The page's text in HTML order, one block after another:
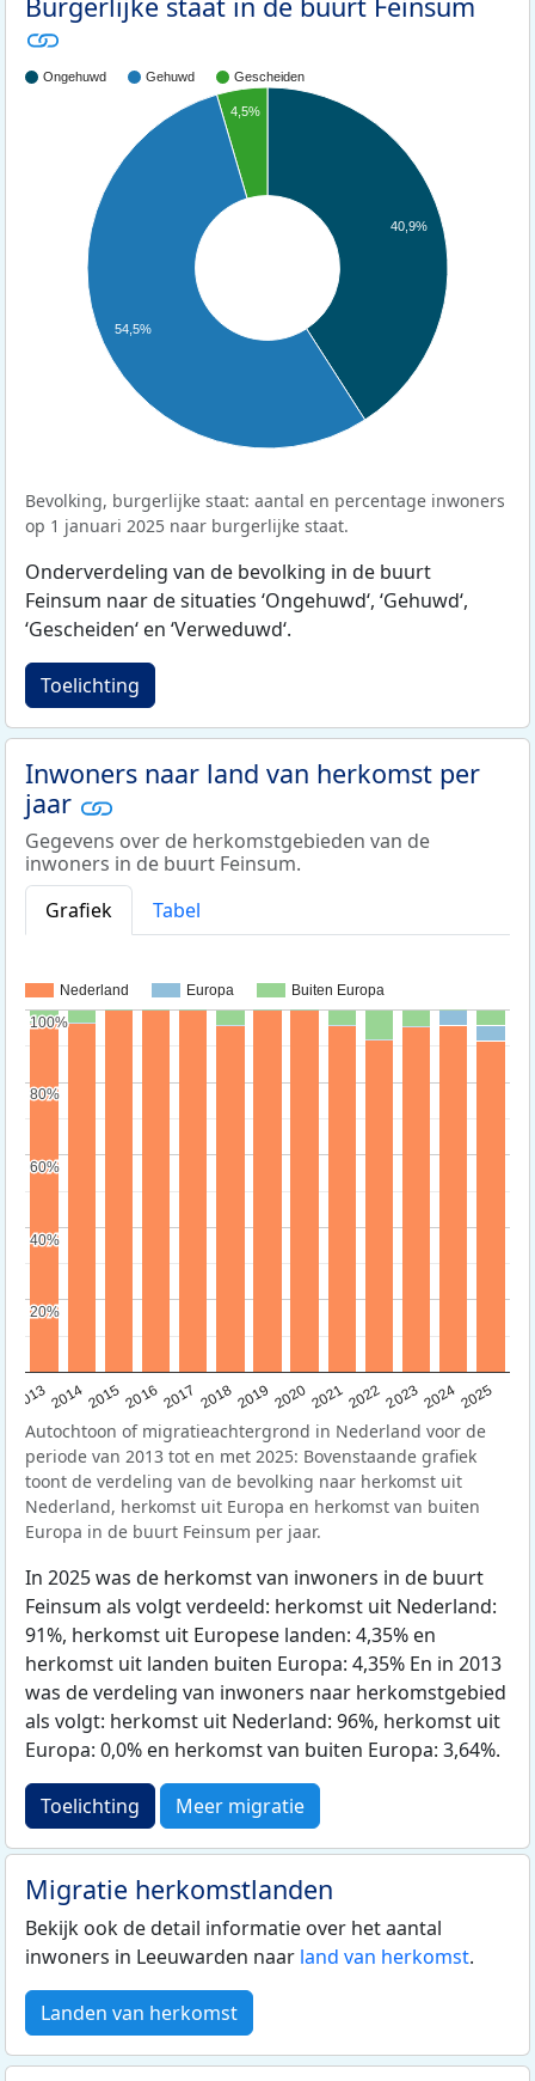
Ongehuwd Gehuwd Gescheiden
40,9%
4,5%
54,5%
Bevolking, burgerlijke staat: aantal en percentage inwoners
op 1 januari 2025 naar burgerlijke staat.
Onderverdeling van de bevolking in de buurt
Feinsum naar de situaties ‘Ongehuwd‘, ‘Gehuwd‘,
‘Gescheiden‘ en ‘Verweduwd‘.
Toelichting
Inwoners naar land van herkomst per
jaar
Gegevens over de herkomstgebieden van de
inwoners in de buurt Feinsum.
Grafiek
Tabel
Nederland Europa Buiten Europa
20132014201520162017 20182019 202020212022202320242025
20%
20%
40%
40%
60%
60%
80%
80%
100%
100%
Autochtoon of migratieachtergrond in Nederland voor de
periode van 2013 tot en met 2025: Bovenstaande grafiek
toont de verdeling van de bevolking naar herkomst uit
Nederland, herkomst uit Europa en herkomst van buiten
Europa in de buurt Feinsum per jaar.
In 2025 was de herkomst van inwoners in de buurt
Feinsum als volgt verdeeld: herkomst uit Nederland:
91%, herkomst uit Europese landen: 4,35% en
herkomst uit landen buiten Europa: 4,35% En in 2013
was de verdeling van inwoners naar herkomstgebied
als volgt: herkomst uit Nederland: 96%, herkomst uit
Europa: 0,0% en herkomst van buiten Europa: 3,64%.
Toelichting Meer migratie
Migratie herkomstlanden
Bekijk ook de detail informatie over het aantal
inwoners in Leeuwarden naar land van herkomst.
Landen van herkomst